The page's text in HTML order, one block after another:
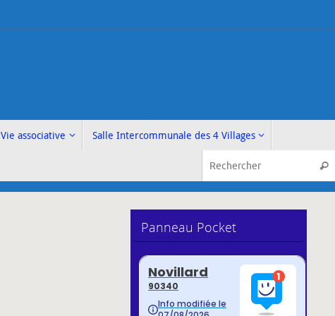
Vie associative Salle Intercommunale des 4 Villages
Panneau Pocket